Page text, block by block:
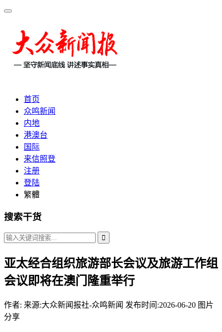
首页
众鸣新闻
内地
港澳台
国际
来信照登
注册
登陆
繁體
搜索干货
亚太经合组织旅游部长会议及旅游工作组
会议即将在澳门隆重举行
作者: 来源:大众新闻报社-众鸣新闻 发布时间:2026-06-20 图片
分享